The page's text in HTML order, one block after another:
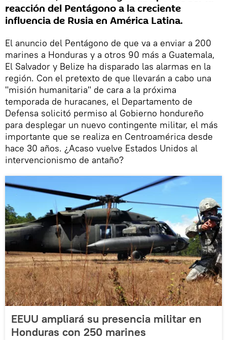
reacción del Pentágono a la creciente
influencia de Rusia en América Latina.
El anuncio del Pentágono de que va a enviar a 200
marines a Honduras y a otros 90 más a Guatemala,
El Salvador y Belize ha disparado las alarmas en la
región. Con el pretexto de que llevarán a cabo una
"misión humanitaria" de cara a la próxima
temporada de huracanes, el Departamento de
Defensa solicitó permiso al Gobierno hondureño
para desplegar un nuevo contingente militar, el más
importante que se realiza en Centroamérica desde
hace 30 años. ¿Acaso vuelve Estados Unidos al
intervencionismo de antaño?
EEUU ampliará su presencia militar en
Honduras con 250 marines